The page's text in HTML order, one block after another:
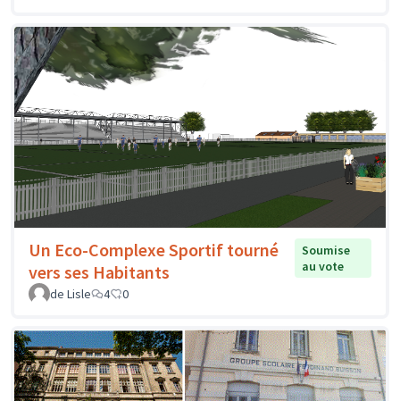
Un Eco-Complexe Sportif tourné
vers ses Habitants
Soumise
au vote
de Lisle
4 0